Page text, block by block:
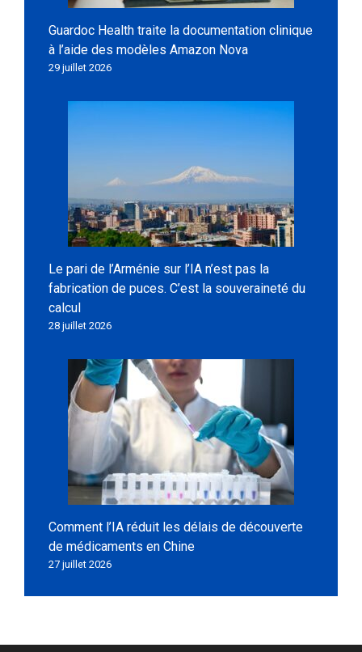
Guardoc Health traite la documentation clinique
à l’aide des modèles Amazon Nova
29 juillet 2026
Le pari de l’Arménie sur l’IA n’est pas la
fabrication de puces. C’est la souveraineté du
calcul
28 juillet 2026
Comment l’IA réduit les délais de découverte
de médicaments en Chine
27 juillet 2026